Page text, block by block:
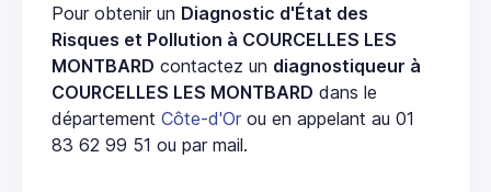
Pour obtenir un Diagnostic d'État des
Risques et Pollution à COURCELLES LES
MONTBARD contactez un diagnostiqueur à
COURCELLES LES MONTBARD dans le
département Côte-d'Or ou en appelant au 01
83 62 99 51 ou par mail.